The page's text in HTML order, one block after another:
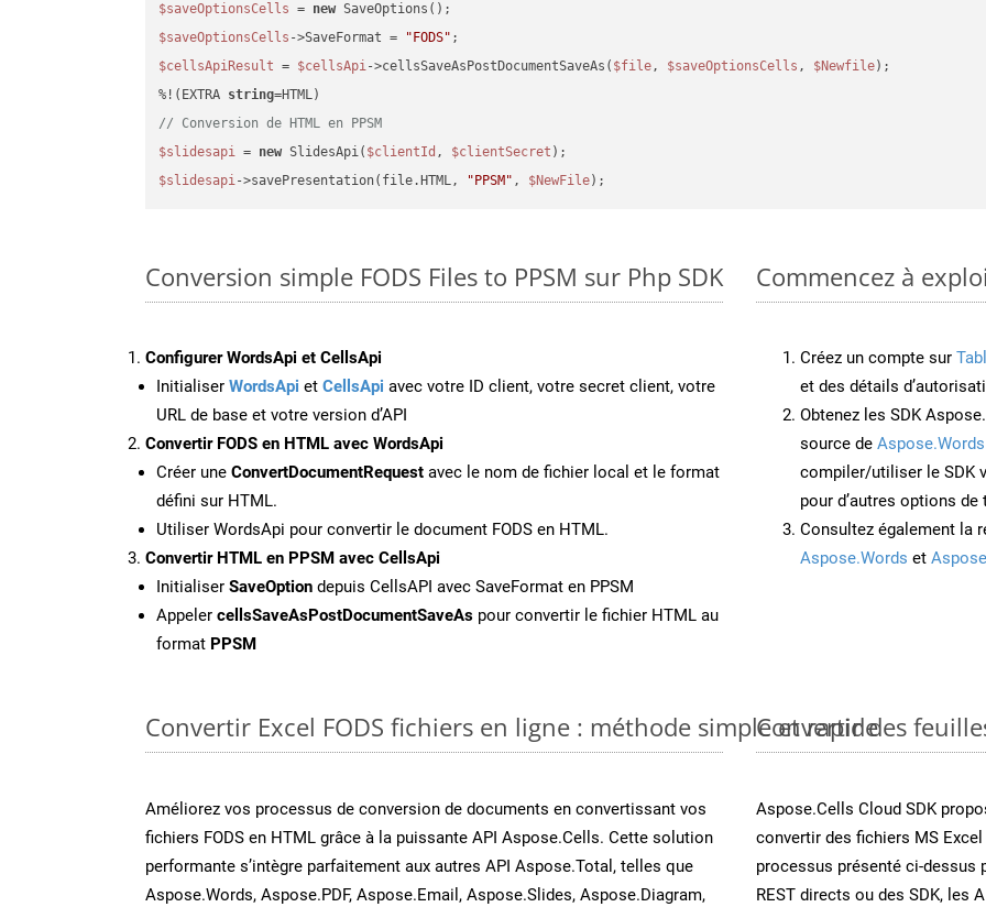
$saveOptionsCells = new
$saveOptionsCells ->SaveFormat = "FODS"
$cellsApiResult = $cellsApi->cellsSaveAsPostDocumentSaveAs( $file, $saveOptionsCells , $Newfile);
%!(EXTRA string
// Conversion de HTML en PPSM
$slidesapi = new SlidesApi( $clientId , $clientSecret
$slidesapi->savePresentation(file.HTML, "PPSM" , $NewFile
Conversion simple FODS Files to PPSM sur Php SDK
Configurer WordsApi et CellsApi
Initialiser WordsApi et CellsApi avec votre ID client, votre secret client, votre
URL de base et votre version d’API
Convertir FODS en HTML avec WordsApi
Créer une ConvertDocumentRequest avec le nom de fichier local et le format
défini sur HTML.
Utiliser WordsApi pour convertir le document FODS en HTML.
Convertir HTML en PPSM avec CellsApi
Initialiser SaveOption depuis CellsAPI avec SaveFormat en PPSM
Appeler cellsSaveAsPostDocumentSaveAs pour convertir le fichier HTML au
format PPSM
Commencez à
Créez un compte sur
et des détails
Obtenez les SDK
source de
compiler/utiliser le SDK
pour d’autres options
Consultez également la
Aspose.Words et
Convertir Excel FODS fichiers en ligne : méthode simple et rapide
Améliorez vos processus de conversion de documents en convertissant vos
fichiers FODS en HTML grâce à la puissante API Aspose.Cells. Cette solution
performante s’intègre parfaitement aux autres API Aspose.Total, telles que
Aspose.Words, Aspose.PDF, Aspose.Email, Aspose.Slides, Aspose.Diagram,
Convertir des
Aspose.Cells Cloud SDK
convertir des fichiers MS
processus présenté ci-dessus
REST directs ou des SDK, les